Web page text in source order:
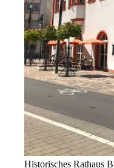
Historisches Rathaus